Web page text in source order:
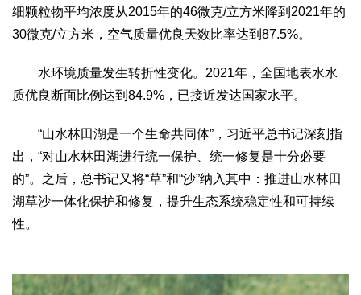
细颗粒物平均浓度从2015年的46微克/立方米降到2021年的
30微克/立方米，空气质量优良天数比率达到87.5%。
水环境质量发生转折性变化。2021年，全国地表水水
质优良断面比例达到84.9%，已接近发达国家水平。
“山水林田湖是一个生命共同体”，习近平总书记深刻指
出，“对山水林田湖进行统一保护、统一修复是十分必要
的”。之后，总书记又将“草”和“沙”纳入其中：推进山水林田
湖草沙一体化保护和修复，提升生态系统稳定性和可持续
性。